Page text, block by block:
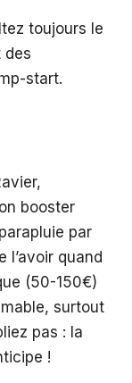
toujours le
des
start.
booster
par
l’avoir quand
(50-150€)
surtout
pas : la
!